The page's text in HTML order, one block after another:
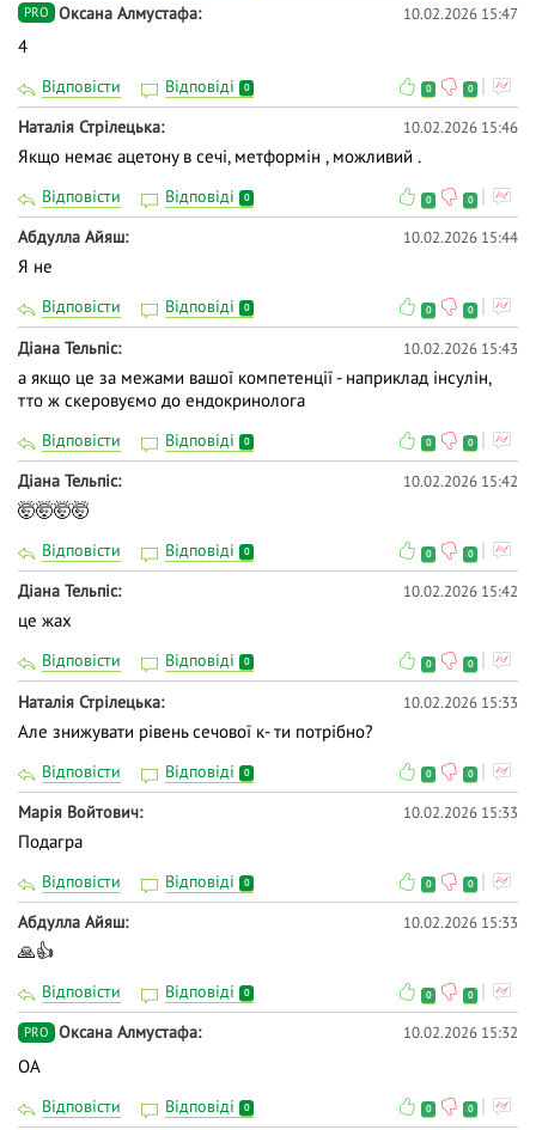
PRO Оксана Алмустафа 10.02.2026 15:47
4
Відповісти Відповіді 0 0 0
Наталія Стрілецька 10.02.2026 15:46
Якщо немає ацетону в сечі, метформін , можливий .
Відповісти Відповіді 0 0 0
Абдулла Айяш 10.02.2026 15:44
Я не
Відповісти Відповіді 0 0 0
Діана Тельпіс 10.02.2026 15:43
а якщо це за межами вашої компетенції - наприклад інсулін,
тто ж скеровуємо до ендокринолога
Відповісти Відповіді 0 0 0
Діана Тельпіс 10.02.2026 15:42
🤯🤯🤯🤯
Відповісти Відповіді 0 0 0
Діана Тельпіс 10.02.2026 15:42
це жах
Відповісти Відповіді 0 0 0
Наталія Стрілецька 10.02.2026 15:33
Але знижувати рівень сечової к- ти потрібно?
Відповісти Відповіді 0 0 0
Марія Войтович 10.02.2026 15:33
Подагра
Відповісти Відповіді 0 0 0
Абдулла Айяш 10.02.2026 15:33
🙏👍
Відповісти Відповіді 0 0 0
PRO Оксана Алмустафа 10.02.2026 15:32
ОА
Відповісти Відповіді 0 0 0